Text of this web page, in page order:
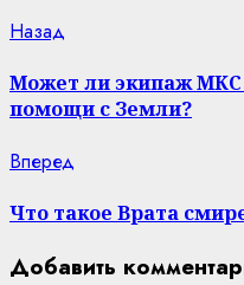
Continue
Reading
Назад
Может ли экипаж МКС
помощи с Земли?
Вперед
Что такое Врата
Добавить